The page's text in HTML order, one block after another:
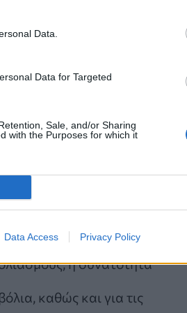
Data.
Data for Targeted
Sale, and/or Sharing
with the Purposes for which it
Data Access Privacy Policy
σπαταληθούν σε μία άσκοπη,
αν:
τα ιατρεία, δυνατότητα
νοσηλευτών/τριών που
μαζικότερων εμβολιασμών, σε
θα πρέπει να έχει τη
μόνος του. Με τον τρόπο
η δυνατότητα
καθώς και για τις